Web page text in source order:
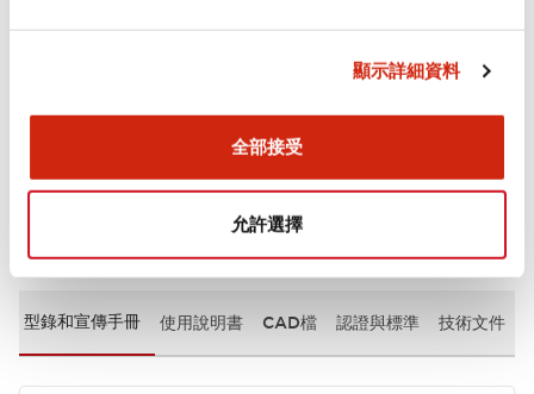
顯示詳細資料
全部接受
允許選擇
機械規格
型錄和宣傳手冊 使用說明書 CAD檔 認證與標準 技術文件